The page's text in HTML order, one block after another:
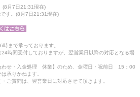
(8月7日21:31現在)
す。(8月7日21:31現在)
まで承っております。
24時間受付しておりますが、翌営業日以降の対応となる場
わせ・入金処理 休業】のため、金曜日・祝前日 15：00
承りかねます。
ご質問は、翌営業日に対応させて頂きます。